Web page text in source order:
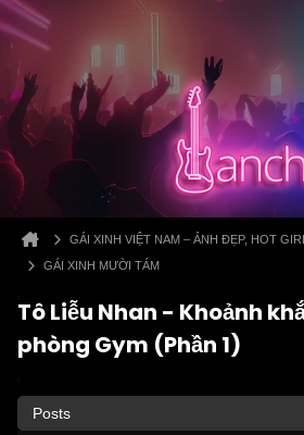
GÁI XINH VIỆT NAM – ẢNH ĐẸP, HOT
GÁI XINH MƯỜI TÁM
Tô Liễu Nhan - Khoảnh
phòng Gym (Phần 1)